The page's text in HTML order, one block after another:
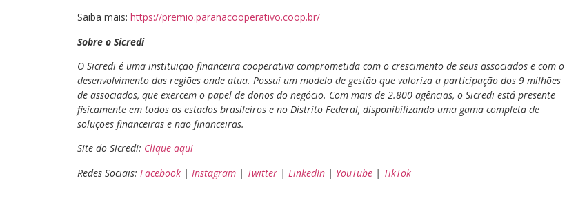
Saiba mais: https://premio.paranacooperativo.coop.br/
Sobre o Sicredi
O Sicredi é uma instituição financeira cooperativa comprometida com o crescimento de seus associados e com o
desenvolvimento das regiões onde atua. Possui um modelo de gestão que valoriza a participação dos 9 milhões
de associados, que exercem o papel de donos do negócio. Com mais de 2.800 agências, o Sicredi está presente
fisicamente em todos os estados brasileiros e no Distrito Federal, disponibilizando uma gama completa de
soluções financeiras e não financeiras.
Site do Sicredi: Clique aqui
Redes Sociais: Facebook | Instagram | Twitter | LinkedIn | YouTube | TikTok